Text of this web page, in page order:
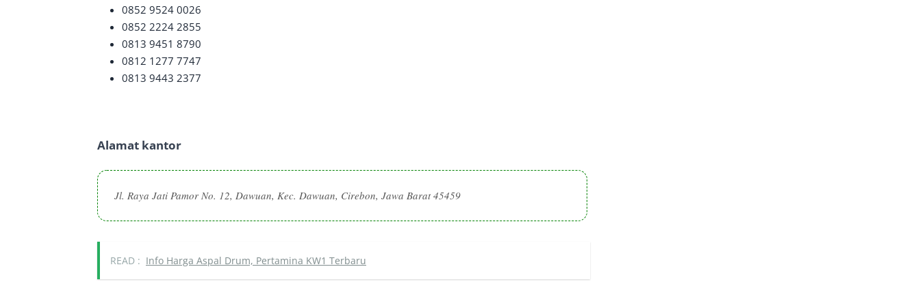
0852 9524 0026
0852 2224 2855
0813 9451 8790
0812 1277 7747
0813 9443 2377
Alamat kantor
Jl. Raya Jati Pamor No. 12, Dawuan, Kec. Dawuan, Cirebon, Jawa Barat 45459
READ : Info Harga Aspal Drum, Pertamina KW1 Terbaru